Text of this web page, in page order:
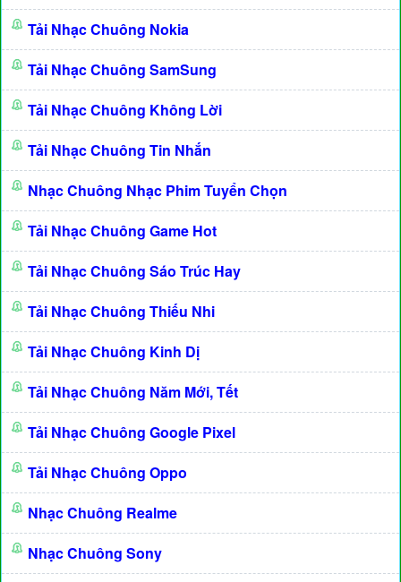
Tải Nhạc Chuông Nokia
Tải Nhạc Chuông SamSung
Tải Nhạc Chuông Không Lời
Tải Nhạc Chuông Tin Nhắn
Nhạc Chuông Nhạc Phim Tuyển Chọn
Tải Nhạc Chuông Game Hot
Tải Nhạc Chuông Sáo Trúc Hay
Tải Nhạc Chuông Thiếu Nhi
Tải Nhạc Chuông Kinh Dị
Tải Nhạc Chuông Năm Mới, Tết
Tải Nhạc Chuông Google Pixel
Tải Nhạc Chuông Oppo
Nhạc Chuông Realme
Nhạc Chuông Sony